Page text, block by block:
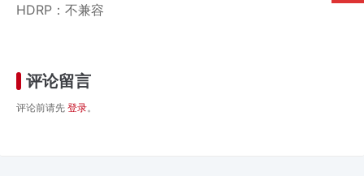
HDRP：不兼容
评论留言
评论前请先 登录。